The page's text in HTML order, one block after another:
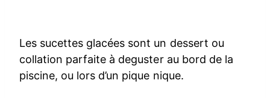
Les sucettes glacées sont un dessert ou
collation parfaite à deguster au bord de la
piscine, ou lors d’un pique nique.